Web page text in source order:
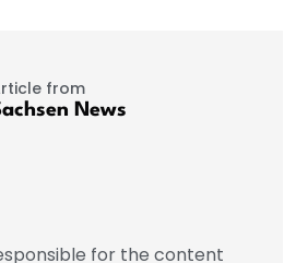
from
News
for the content